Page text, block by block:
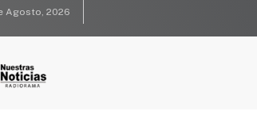
Agosto, 2026